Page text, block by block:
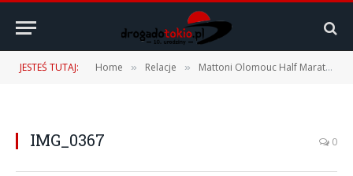
JESTEŚ TUTAJ: Home » Relacje » Mattoni Olomouc Half Marathon – 20.06.2015 r. – vol. 1
IMG_0367 0